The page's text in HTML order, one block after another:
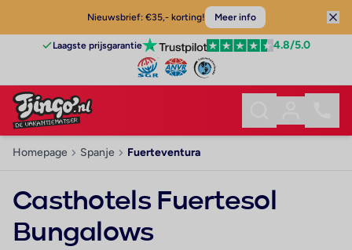
Nieuwsbrief: €35,- korting! Meer info
Laagste prijsgarantie 4.8/5.0
Homepage Spanje Fuerteventura
Casthotels Fuertesol
Bungalows